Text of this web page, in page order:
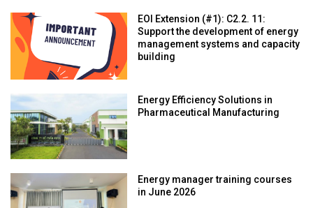
EOI Extension (#1): C2.2. 11:
Support the development of energy
management systems and capacity
building
Energy Efficiency Solutions in
Pharmaceutical Manufacturing
Energy manager training courses
in June 2026